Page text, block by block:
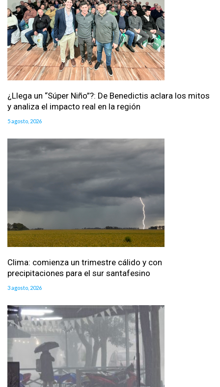
¿Llega un “Súper Niño”?: De Benedictis aclara los mitos
y analiza el impacto real en la región
5 agosto, 2026
Clima: comienza un trimestre cálido y con
precipitaciones para el sur santafesino
3 agosto, 2026